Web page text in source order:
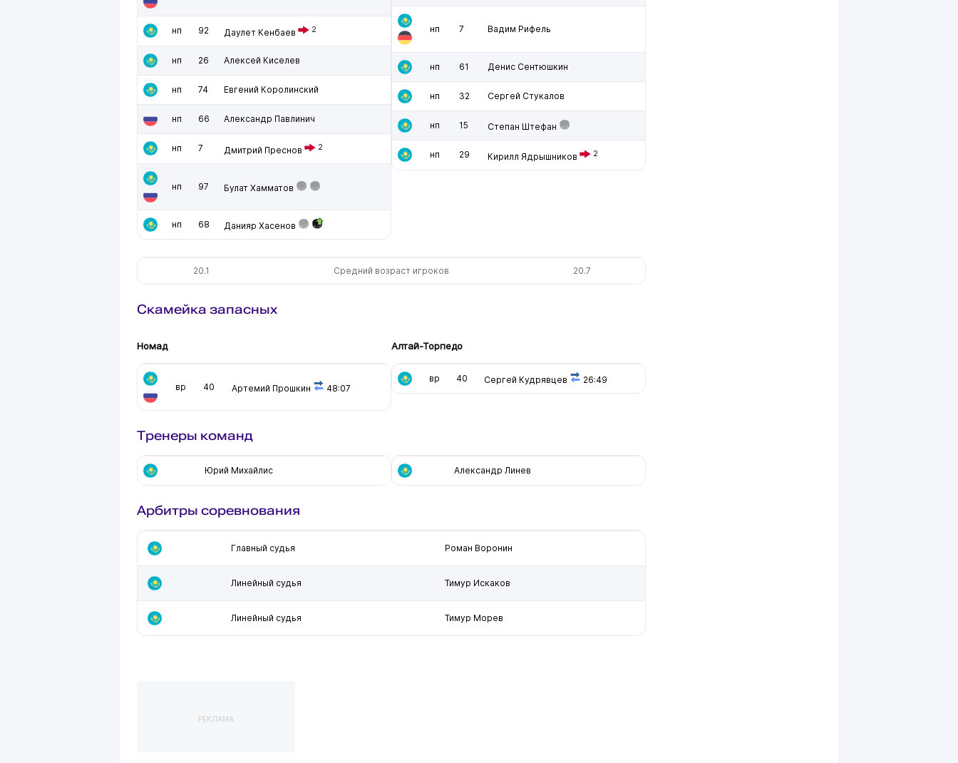
нп 92 Даулет Кенбаев 2
нп 26 Алексей Киселев
нп 74 Евгений Королинский
нп 66 Александр Павлинич
нп 7 Дмитрий Преснов 2
нп 97 Булат Хамматов
нп 68 Данияр Хасенов
нп 7 Вадим Рифель
нп 61 Денис Сентюшкин
нп 32 Сергей Стукалов
нп 15 Степан Штефан
нп 29 Кирилл Ядрышников 2
20.1 Средний возраст игроков 20.7
Скамейка запасных
Номад
вр 40 Артемий Прошкин 48:07
Алтай-Торпедо
вр 40 Сергей Кудрявцев 26:49
Тренеры команд
Юрий Михайлис Александр Линев
Арбитры соревнования
Главный судья Роман Воронин
Линейный судья Тимур Искаков
Линейный судья Тимур Морев
РЕКЛАМА